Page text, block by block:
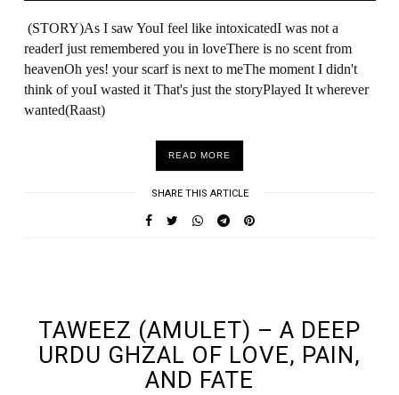
(STORY)As I saw YouI feel like intoxicatedI was not a
readerI just remembered you in loveThere is no scent from
heavenOh yes! your scarf is next to meThe moment I didn't
think of youI wasted it That's just the storyPlayed It wherever
wanted(Raast)
READ MORE
SHARE THIS ARTICLE
TAWEEZ (AMULET) – A DEEP
URDU GHZAL OF LOVE, PAIN,
AND FATE